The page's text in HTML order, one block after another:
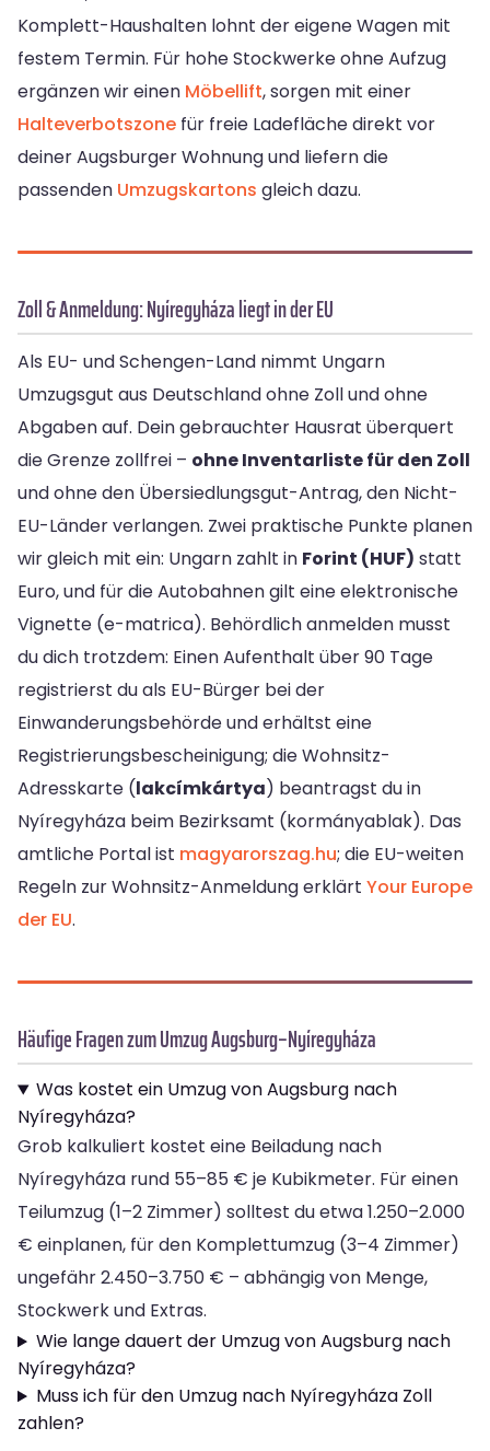
Komplett-Haushalten lohnt der eigene Wagen mit
festem Termin. Für hohe Stockwerke ohne Aufzug
ergänzen wir einen Möbellift, sorgen mit einer
Halteverbotszone für freie Ladefläche direkt vor
deiner Augsburger Wohnung und liefern die
passenden Umzugskartons gleich dazu.
Zoll & Anmeldung: Nyíregyháza liegt in der EU
Als EU- und Schengen-Land nimmt Ungarn
Umzugsgut aus Deutschland ohne Zoll und ohne
Abgaben auf. Dein gebrauchter Hausrat überquert
die Grenze zollfrei – ohne Inventarliste für den Zoll
und ohne den Übersiedlungsgut-Antrag, den Nicht-
EU-Länder verlangen. Zwei praktische Punkte planen
wir gleich mit ein: Ungarn zahlt in Forint (HUF) statt
Euro, und für die Autobahnen gilt eine elektronische
Vignette (e-matrica). Behördlich anmelden musst
du dich trotzdem: Einen Aufenthalt über 90 Tage
registrierst du als EU-Bürger bei der
Einwanderungsbehörde und erhältst eine
Registrierungsbescheinigung; die Wohnsitz-
Adresskarte (lakcímkártya) beantragst du in
Nyíregyháza beim Bezirksamt (kormányablak). Das
amtliche Portal ist magyarorszag.hu; die EU-weiten
Regeln zur Wohnsitz-Anmeldung erklärt Your Europe
der EU.
Häufige Fragen zum Umzug Augsburg–Nyíregyháza
Was kostet ein Umzug von Augsburg nach
Nyíregyháza?
Grob kalkuliert kostet eine Beiladung nach
Nyíregyháza rund 55–85 € je Kubikmeter. Für einen
Teilumzug (1–2 Zimmer) solltest du etwa 1.250–2.000
€ einplanen, für den Komplettumzug (3–4 Zimmer)
ungefähr 2.450–3.750 € – abhängig von Menge,
Stockwerk und Extras.
Wie lange dauert der Umzug von Augsburg nach
Nyíregyháza?
Muss ich für den Umzug nach Nyíregyháza Zoll
zahlen?